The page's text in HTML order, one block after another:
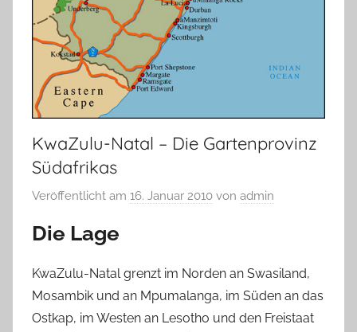
KwaZulu-Natal – Die Gartenprovinz
Südafrikas
Veröffentlicht am 16. Januar 2010 von admin
Die Lage
KwaZulu-Natal grenzt im Norden an Swasiland,
Mosambik und an Mpumalanga, im Süden an das
Ostkap, im Westen an Lesotho und den Freistaat